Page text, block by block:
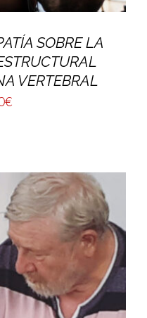
SOBRE LA
VERTEBRAL
€